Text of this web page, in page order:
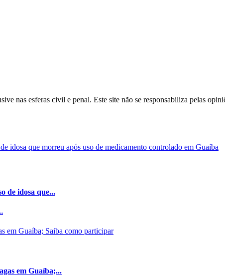
nas esferas civil e penal. Este site não se responsabiliza pelas
de idosa que...
em Guaíba;...